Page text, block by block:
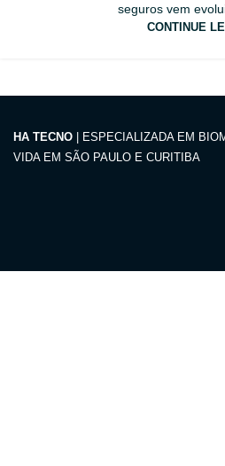
seguros vem
CONTINUE
HA TECNO | ESPECIALIZADA EM
VIDA EM SÃO PAULO E CURITIBA